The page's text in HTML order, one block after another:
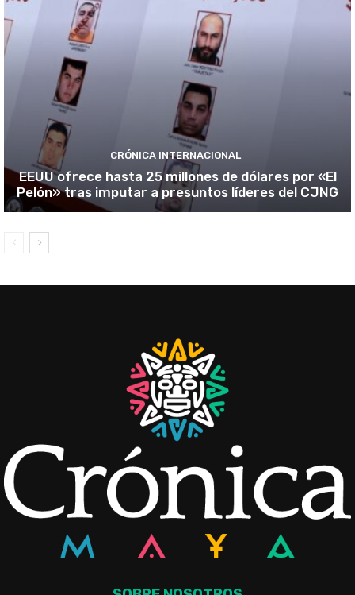
CRÓNICA INTERNACIONAL
EEUU ofrece hasta 25 millones de dólares por «El
Pelón» tras imputar a presuntos líderes del CJNG